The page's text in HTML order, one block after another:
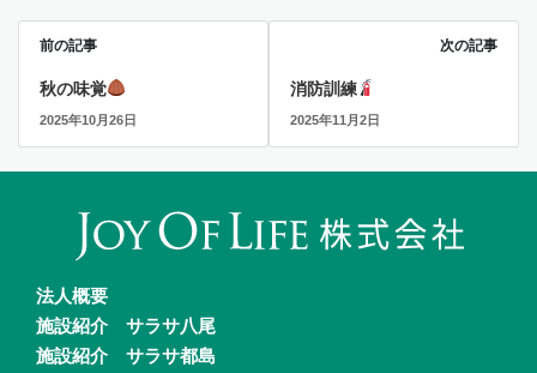
前の記事
秋の味覚
2025年10月26日
次の記事
消防訓練
2025年11月2日
法人概要
施設紹介 サラサ八尾
施設紹介 サラサ都島